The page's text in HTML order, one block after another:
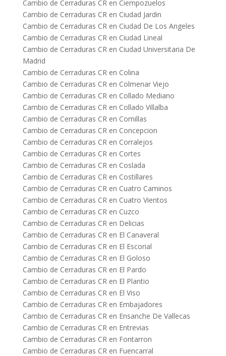
Cambio de Cerraduras CR en Ciempozuelos
Cambio de Cerraduras CR en Ciudad Jardin
Cambio de Cerraduras CR en Ciudad De Los Angeles
Cambio de Cerraduras CR en Ciudad Lineal
Cambio de Cerraduras CR en Ciudad Universitaria De
Madrid
Cambio de Cerraduras CR en Colina
Cambio de Cerraduras CR en Colmenar Viejo
Cambio de Cerraduras CR en Collado Mediano
Cambio de Cerraduras CR en Collado Villalba
Cambio de Cerraduras CR en Comillas
Cambio de Cerraduras CR en Concepcion
Cambio de Cerraduras CR en Corralejos
Cambio de Cerraduras CR en Cortes
Cambio de Cerraduras CR en Coslada
Cambio de Cerraduras CR en Costillares
Cambio de Cerraduras CR en Cuatro Caminos
Cambio de Cerraduras CR en Cuatro Vientos
Cambio de Cerraduras CR en Cuzco
Cambio de Cerraduras CR en Delicias
Cambio de Cerraduras CR en El Canaveral
Cambio de Cerraduras CR en El Escorial
Cambio de Cerraduras CR en El Goloso
Cambio de Cerraduras CR en El Pardo
Cambio de Cerraduras CR en El Plantio
Cambio de Cerraduras CR en El Viso
Cambio de Cerraduras CR en Embajadores
Cambio de Cerraduras CR en Ensanche De Vallecas
Cambio de Cerraduras CR en Entrevias
Cambio de Cerraduras CR en Fontarron
Cambio de Cerraduras CR en Fuencarral